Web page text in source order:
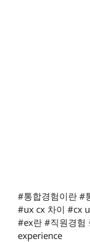
#통합경험이란 #
#ux cx 차이 #cx
#ex란 #직원경
experience